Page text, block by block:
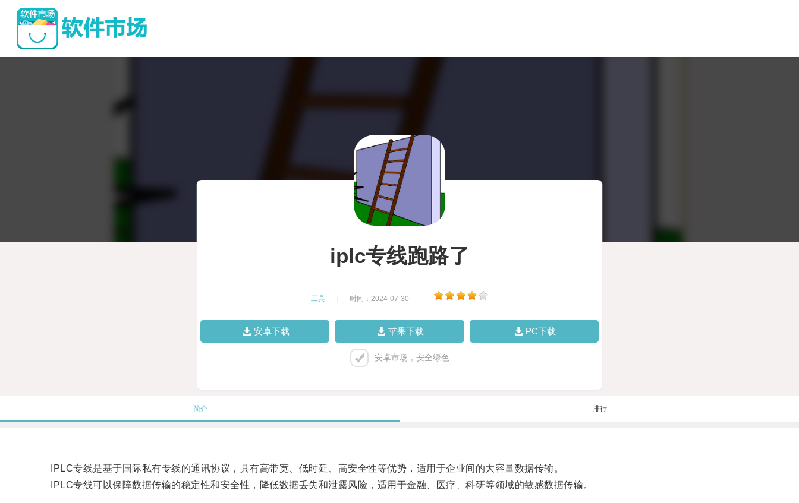
iplc专线跑路了
工具 时间：2024-07-30
安卓下载 苹果下载 PC下载
安卓市场，安全绿色
简介 排行
IPLC专线是基于国际私有专线的通讯协议，具有高带宽、低时延、高安全性等优势，适用于企业间的大容量数据传输。
IPLC专线可以保障数据传输的稳定性和安全性，降低数据丢失和泄露风险，适用于金融、医疗、科研等领域的敏感数据传输。